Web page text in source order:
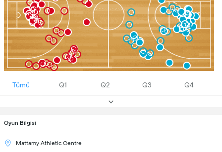
Tümü Q1 Q2 Q3 Q4
Oyun Bilgisi
Mattamy Athletic Centre